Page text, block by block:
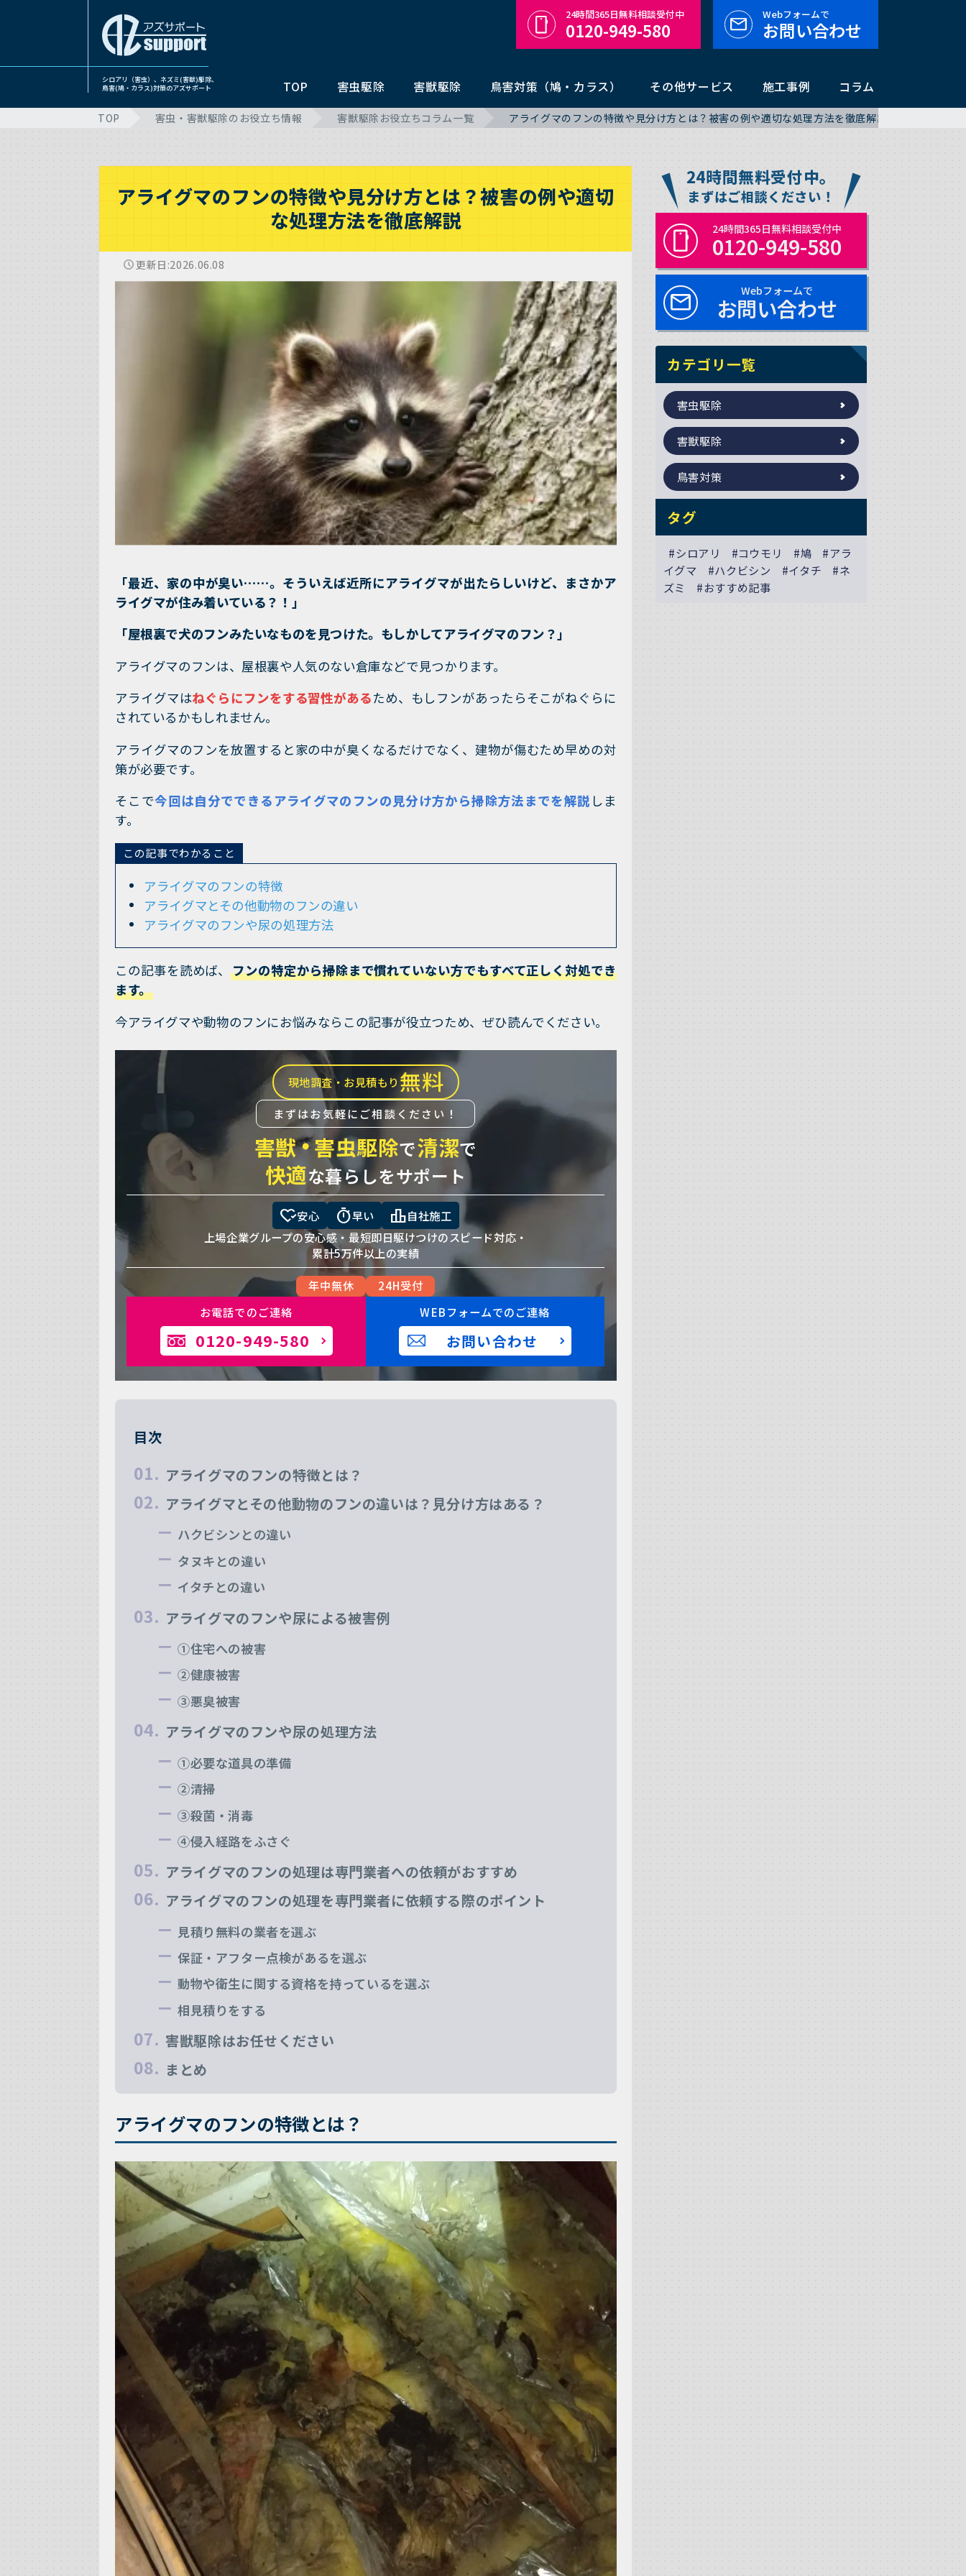
シロアリ（害虫）、ネズミ(害獣)駆除、
鳥害(鳩・カラス)対策のアズサポート
TOP 害虫駆除 害獣駆除 鳥害対策（鳩・カラス） その他サービス 施工事例 コラム
24時間365日無料相談受付中
0120-949-580
Webフォームで
お問い合わせ
TOP 害虫・害獣駆除のお役立ち情報 害獣駆除お役立ちコラム一覧 アライグマのフンの特徴や見分け方とは？被害の例や適切な処理方法を徹底解説
アライグマのフンの特徴や見分け方とは？被害の例や適切
な処理方法を徹底解説
更新日 2026.06.08
「最近、家の中が臭い……。そういえば近所にアライグマが出たらしいけど、まさかア
ライグマが住み着いている？！」
「屋根裏で犬のフンみたいなものを見つけた。もしかしてアライグマのフン？」
アライグマのフンは、屋根裏や人気のない倉庫などで見つかります。
アライグマはねぐらにフンをする習性があるため、もしフンがあったらそこがねぐらに
されているかもしれません。
アライグマのフンを放置すると家の中が臭くなるだけでなく、建物が傷むため早めの対
策が必要です。
そこで今回は自分でできるアライグマのフンの見分け方から掃除方法までを解説 しま
す。
この記事でわかること
アライグマのフンの特徴
アライグマとその他動物のフンの違い
アライグマのフンや尿の処理方法
この記事を読めば、フンの特定から掃除まで慣れていない方でもすべて正しく対処でき
ます。
今アライグマや動物のフンにお悩みならこの記事が役立つため、ぜひ読んでください。
現地調査・お見積もり無料
まずはお気軽にご相談ください！
害獣・害虫駆除で清潔で
快適な暮らしをサポート
heart_check安心 timer早い leaderboard自社施工
上場企業グループの安心感・ 最短即日駆けつけのスピード対応・
累計5万件以上の実績
年中無休
24H受付
お電話でのご連絡
0120-949-580
WEBフォームでのご連絡
お問い合わせ
目次
アライグマのフンの特徴とは？
アライグマとその他動物のフンの違いは？見分け方はある？
ハクビシンとの違い
タヌキとの違い
イタチとの違い
アライグマのフンや尿による被害例
①住宅への被害
②健康被害
③悪臭被害
アライグマのフンや尿の処理方法
①必要な道具の準備
②清掃
③殺菌・消毒
④侵入経路をふさぐ
アライグマのフンの処理は専門業者への依頼がおすすめ
アライグマのフンの処理を専門業者に依頼する際のポイント
見積り無料の業者を選ぶ
保証・アフター点検があるを選ぶ
動物や衛生に関する資格を持っているを選ぶ
相見積りをする
害獣駆除はお任せください
まとめ
アライグマのフンの特徴とは？
24時間無料受付中。
まずはご相談ください！
24時間365日無料相談受付中
0120-949-580
Webフォームで
お問い合わせ
カテゴリ一覧
害虫駆除
害獣駆除
鳥害対策
タグ
#シロアリ #コウモリ #鳩
#アラ
イグマ
#ハクビシン #イタチ
#ネ
ズミ
#おすすめ記事